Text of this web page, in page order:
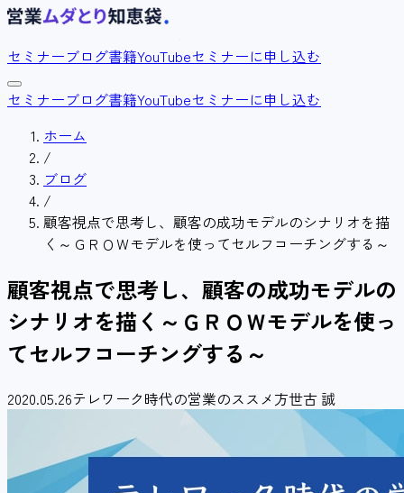
セミナーブログ書籍YouTubeセミナーに申し込む
セミナーブログ書籍YouTubeセミナーに申し込む
ホーム
/
ブログ
/
顧客視点で思考し、顧客の成功モデルのシナリオを描
く～ＧＲＯＷモデルを使ってセルフコーチングする～
顧客視点で思考し、顧客の成功モデルの
シナリオを描く～ＧＲＯＷモデルを使っ
てセルフコーチングする～
2020.05.26テレワーク時代の営業のススメ方世古 誠